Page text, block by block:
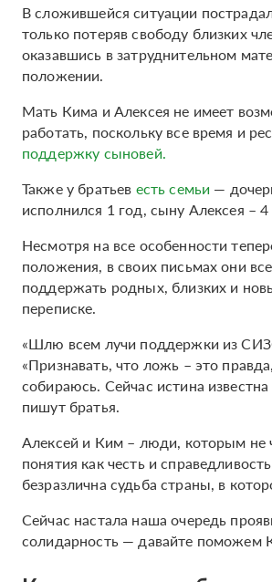
В сложившейся ситуации
только потеряв свободу близких
оказавшись в затруднительном
положении.
Мать Кима и Алексея не имеет
работать, поскольку все время и
поддержку сыновей.
Также у братьев есть семьи —
исполнился 1 год, сыну Алексея – 4
Несмотря на все особенности
положения, в своих письмах они
поддержать родных, близких и
переписке.
«Шлю всем лучи поддержки из
«Признавать, что ложь – это
собираюсь. Сейчас истина
пишут братья.
Алексей и Ким – люди, которым не
понятия как честь и
безразлична судьба страны, в
Сейчас настала наша очередь
солидарность — давайте поможем